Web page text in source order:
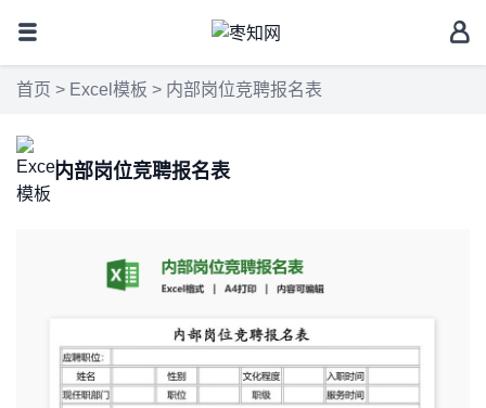
首页 > Excel模板 > 内部岗位竞聘报名表
内部岗位竞聘报名表